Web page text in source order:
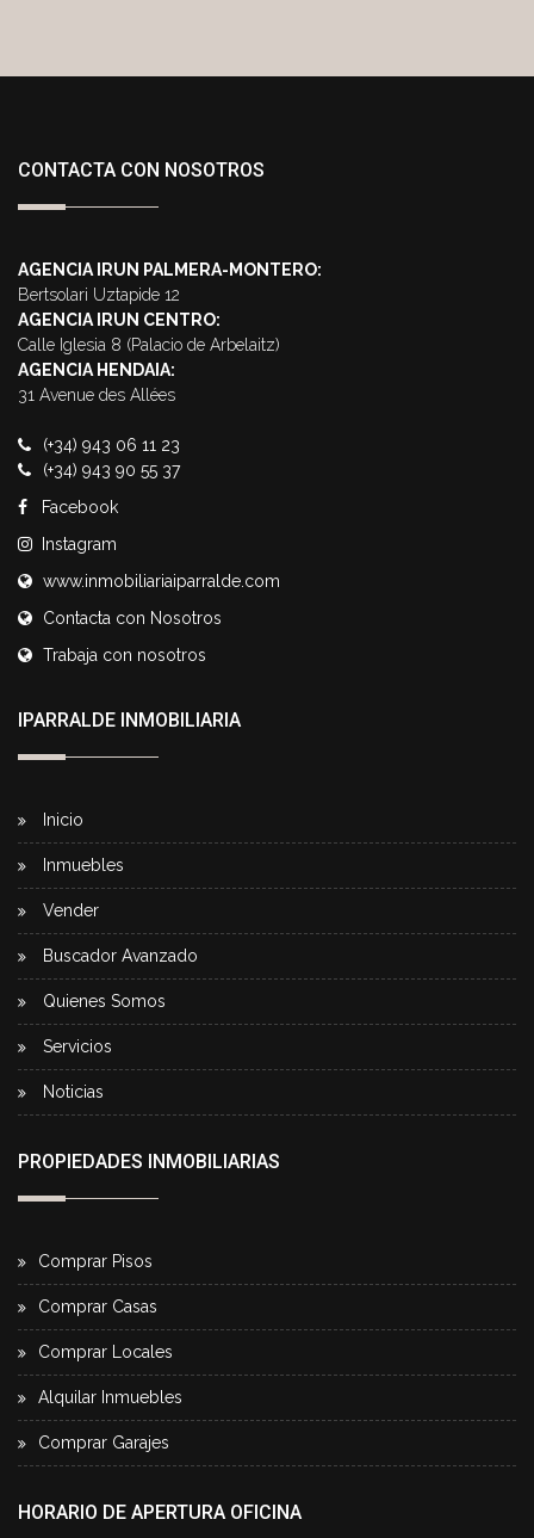
CONTACTA CON NOSOTROS
AGENCIA IRUN PALMERA-MONTERO:
Bertsolari Uztapide 12
AGENCIA IRUN CENTRO:
Calle Iglesia 8 (Palacio de Arbelaitz)
AGENCIA HENDAIA:
31 Avenue des Allées
(+34) 943 06 11 23
(+34) 943 90 55 37
Facebook
Instagram
www.inmobiliariaiparralde.com
Contacta con Nosotros
Trabaja con nosotros
IPARRALDE INMOBILIARIA
Inicio
Inmuebles
Vender
Buscador Avanzado
Quienes Somos
Servicios
Noticias
PROPIEDADES INMOBILIARIAS
Comprar Pisos
Comprar Casas
Comprar Locales
Alquilar Inmuebles
Comprar Garajes
HORARIO DE APERTURA OFICINA